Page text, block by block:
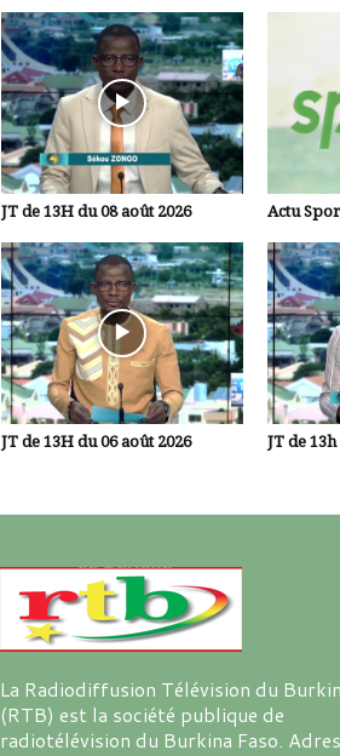
JT de 13H du 08 août 2026 Actu
JT de 13H du 06 août 2026 JT de
La Radiodiffusion Télévision du
(RTB) est la société publique de
radiotélévision du Burkina Faso.